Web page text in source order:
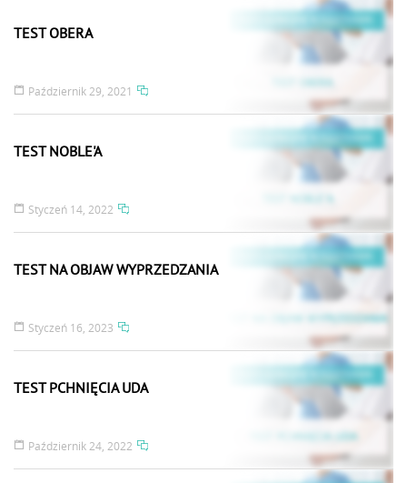
TEST OBERA
Październik 29, 2021
TEST NOBLE'A
Styczeń 14, 2022
TEST NA OBJAW WYPRZEDZANIA
Styczeń 16, 2023
TEST PCHNIĘCIA UDA
Październik 24, 2022